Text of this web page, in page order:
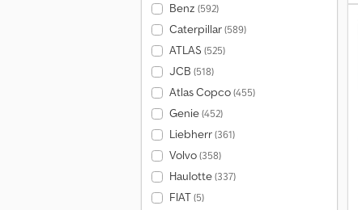
Benz (592)
Caterpillar(589)
ATLAS (525)
JCB (518)
Atlas Copco(455)
Genie(452)
Liebherr(361)
Volvo(358)
Haulotte(337)
FIAT(5)